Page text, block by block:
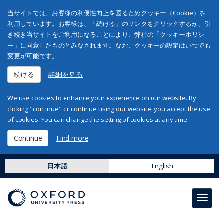
当サイトでは、お客様の利便性向上を図るためクッキー（Cookie）を
利用しています。お客様は、「続ける」のリンクをクリックするか、引
き続き当サイトをご利用になることにより、弊社の「クッキーポリシ
ー」に同意したものとみなされます。なお、クッキーの設定はいつでも
変更が可能です。
続ける 詳細を見る
We use cookies to enhance your experience on our website. By
clicking "continue" or continue using our website, you accept the use
of cookies. You can change the setting of cookies at any time.
Continue Find more
日本語 English